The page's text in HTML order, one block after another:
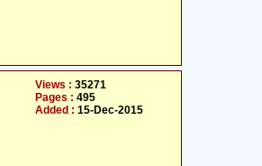
Views : 35271
Pages : 495
Added : 15-Dec-2015